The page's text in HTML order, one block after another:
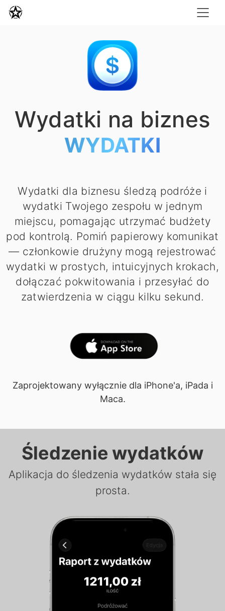
Wydatki na biznes
WYDATKI
Wydatki dla biznesu śledzą podróże i
wydatki Twojego zespołu w jednym
miejscu, pomagając utrzymać budżety
pod kontrolą. Pomiń papierowy komunikat
— członkowie drużyny mogą rejestrować
wydatki w prostych, intuicyjnych krokach,
dołączać pokwitowania i przesyłać do
zatwierdzenia w ciągu kilku sekund.
Zaprojektowany wyłącznie dla iPhone'a, iPada i
Maca.
Śledzenie wydatków
Aplikacja do śledzenia wydatków stała się
prosta.